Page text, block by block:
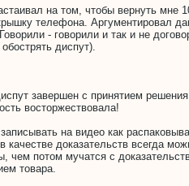
на том, чтобы вернуть мне
телефона. Аргументировал
- говорили и так и не
диспут).
завершен с принятием
восторжествовала!
на видео как
качестве доказательств всегда
потом мучатся с
товара.